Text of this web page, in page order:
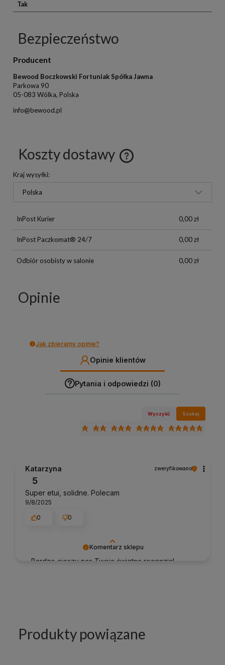
Tak
Bezpieczeństwo
Producent
Bewood Boczkowski Fortuniak Spółka Jawna
Parkowa 90
05-083 Wólka, Polska
info@bewood.pl
Koszty dostawy
Kraj wysyłki:
InPost Kurier 0,00 zł
InPost Paczkomat® 24/7 0,00 zł
Odbiór osobisty w salonie 0,00 zł
Opinie
Jak zbieramy opinie?
Opinie klientów
Pytania i odpowiedzi (0)
Wyczyść Szukaj
Komentarz sklepu
Bardzo cieszy nas Twoja świetna recenzja!
Katarzyna zweryfikowano
5
Super etui, solidne. Polecam
9/8/2025
0
0
Produkty powiązane